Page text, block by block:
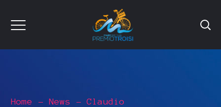
Home News
Claudio